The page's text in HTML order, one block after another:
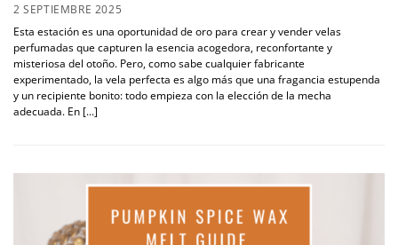
2 SEPTIEMBRE 2025
Esta estación es una oportunidad de oro para crear y vender velas
perfumadas que capturen la esencia acogedora, reconfortante y
misteriosa del otoño. Pero, como sabe cualquier fabricante
experimentado, la vela perfecta es algo más que una fragancia estupenda
y un recipiente bonito: todo empieza con la elección de la mecha
adecuada. En [...]